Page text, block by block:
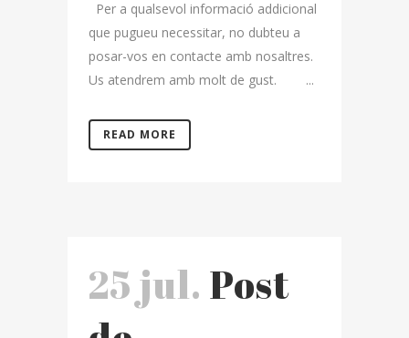
Per a qualsevol informació addicional
que pugueu necessitar, no dubteu a
posar-vos en contacte amb nosaltres.
Us atendrem amb molt de gust. ...
READ MORE
25 jul. Post